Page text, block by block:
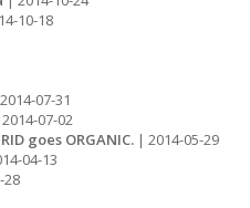
10-18
07-31
07-02
goes ORGANIC. | 2014-05-29
04-13
28